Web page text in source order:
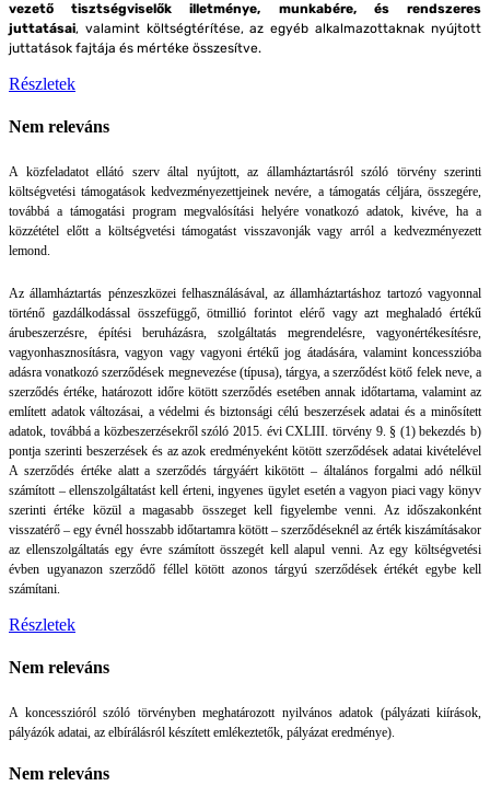
vezető tisztségviselők illetménye, munkabére, és rendszeres
juttatásai, valamint költségtérítése, az egyéb alkalmazottaknak nyújtott
juttatások fajtája és mértéke összesítve.
Részletek
Nem releváns
A közfeladatot ellátó szerv által nyújtott, az államháztartásról szóló törvény szerinti
költségvetési támogatások kedvezményezettjeinek nevére, a támogatás céljára, összegére,
továbbá a támogatási program megvalósítási helyére vonatkozó adatok, kivéve, ha a
közzététel előtt a költségvetési támogatást visszavonják vagy arról a kedvezményezett
lemond.
Az államháztartás pénzeszközei felhasználásával, az államháztartáshoz tartozó vagyonnal
történő gazdálkodással összefüggő, ötmillió forintot elérő vagy azt meghaladó értékű
árubeszerzésre, építési beruházásra, szolgáltatás megrendelésre, vagyonértékesítésre,
vagyonhasznosításra, vagyon vagy vagyoni értékű jog átadására, valamint koncesszióba
adásra vonatkozó szerződések megnevezése (típusa), tárgya, a szerződést kötő felek neve, a
szerződés értéke, határozott időre kötött szerződés esetében annak időtartama, valamint az
említett adatok változásai, a védelmi és biztonsági célú beszerzések adatai és a minősített
adatok, továbbá a közbeszerzésekről szóló 2015. évi CXLIII. törvény 9. § (1) bekezdés b)
pontja szerinti beszerzések és az azok eredményeként kötött szerződések adatai kivételével
A szerződés értéke alatt a szerződés tárgyáért kikötött – általános forgalmi adó nélkül
számított – ellenszolgáltatást kell érteni, ingyenes ügylet esetén a vagyon piaci vagy könyv
szerinti értéke közül a magasabb összeget kell figyelembe venni. Az időszakonként
visszatérő – egy évnél hosszabb időtartamra kötött – szerződéseknél az érték kiszámításakor
az ellenszolgáltatás egy évre számított összegét kell alapul venni. Az egy költségvetési
évben ugyanazon szerződő féllel kötött azonos tárgyú szerződések értékét egybe kell
számítani.
Részletek
Nem releváns
A koncesszióról szóló törvényben meghatározott nyilvános adatok (pályázati kiírások,
pályázók adatai, az elbírálásról készített emlékeztetők, pályázat eredménye).
Nem releváns